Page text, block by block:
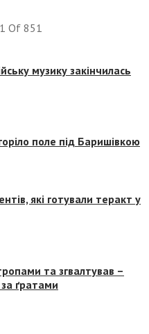
1 Of 851
музику закінчилась
поле під Баришівкою
які готували теракт у
та згвалтував –
ґратами